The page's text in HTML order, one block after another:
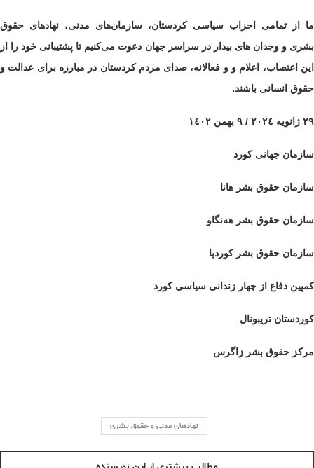
ما از تمامی احزاب سیاسی کردستان، سازمان‌های مدنی، نهادهای حقوق
بشری و وجدان های بیدار در سراسر جهان دعوت می‌کنیم تا پشتیبانی خود را از
این اعتصاب، اعلام و و فعالانە، صدای مردم کردستان در مبارزه برای عدالت و
حقوق انسانی باشند.
٢٩ ژانویە ٢٠٢٤ / ٩ بهمن ١٤٠٢
سازمان جهانی کورد
سازمان حقوق بشر هانا
سازمان حقوق بشر هەنگاو
سازمان حقوق بشر کوردپا
کمپین دفاع از چهار زندانی سیاسی کورد
کوردستان تریبونال
مرکز حقوق بشر زاگرس
نهادهای مدنی و حقوق بشری